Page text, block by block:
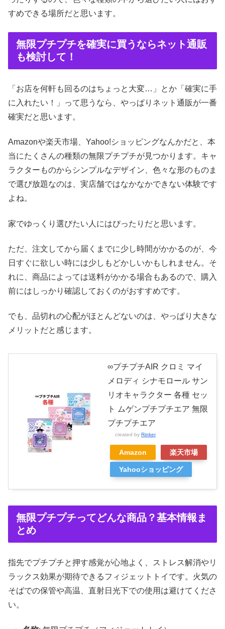
すめできる場所だと思います。
無限プチプチを確実に買うならネット通販
も検討して！
「お店を何軒も回るのはちょっと大変…」とか「確実に手
に入れたい！」って思うなら、やっぱりネット通販が一番
確実だと思います。
Amazonや楽天市場、Yahoo!ショッピングなんかだと、本
当にたくさんの種類の無限プチプチが見つかります。キャ
ラクターものからシンプルなデザイン、色々な形のものま
で選び放題なのは、実店舗ではなかなかできない体験です
よね。
家でゆっくり選びたい人にはぴったりだと思います。
ただ、注文してから届くまでに少し時間がかかるのが、今
日すぐに欲しい時には少しもどかしいかもしれません。そ
れに、商品によっては送料がかかる場合もあるので、購入
前にはしっかり確認しておくのがおすすめです。
でも、品切れの心配がほとんどないのは、やっぱり大きな
メリットだと感じます。
∞プチプチAIR クロミ マイ
メロディ シナモロール サン
リオキャラクター 各種 セッ
ト ムゲンプチプチエア 無限
プチプチエア
created by Rinker
Amazon 楽天市場
Yahooショッピング
無限プチプチってどんな商品？基本情報ま
とめ
指先でプチプチと押す感覚が心地よく、ストレス解消やリ
ラックス効果が期待できるフィジェットトイです。火気の
そばでの保管や高温、直射日光下での使用は避けてくださ
い。